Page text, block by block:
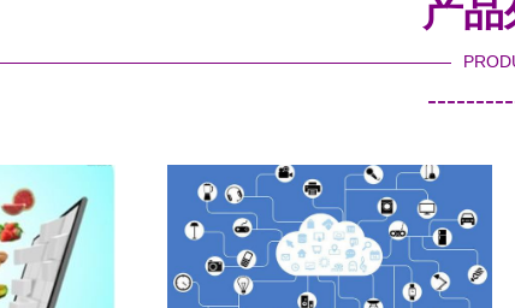
产